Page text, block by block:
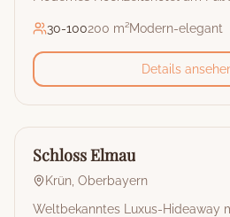
30-100200 m²Modern-elegant
Details
🏰
Hotel
Schloss Elmau
Krün Oberbayern
Weltbekanntes Luxus-Hideaway